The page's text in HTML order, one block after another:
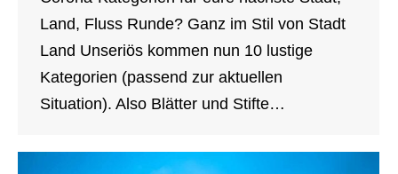
Land, Fluss Runde? Ganz im Stil von Stadt
Land Unseriös kommen nun 10 lustige
Kategorien (passend zur aktuellen
Situation). Also Blätter und Stifte…